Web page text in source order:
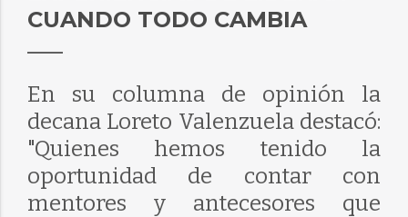
CUANDO TODO CAMBIA
En su columna de opinión la
decana Loreto Valenzuela destacó:
"Quienes hemos tenido la
oportunidad de contar con
mentores y antecesores que